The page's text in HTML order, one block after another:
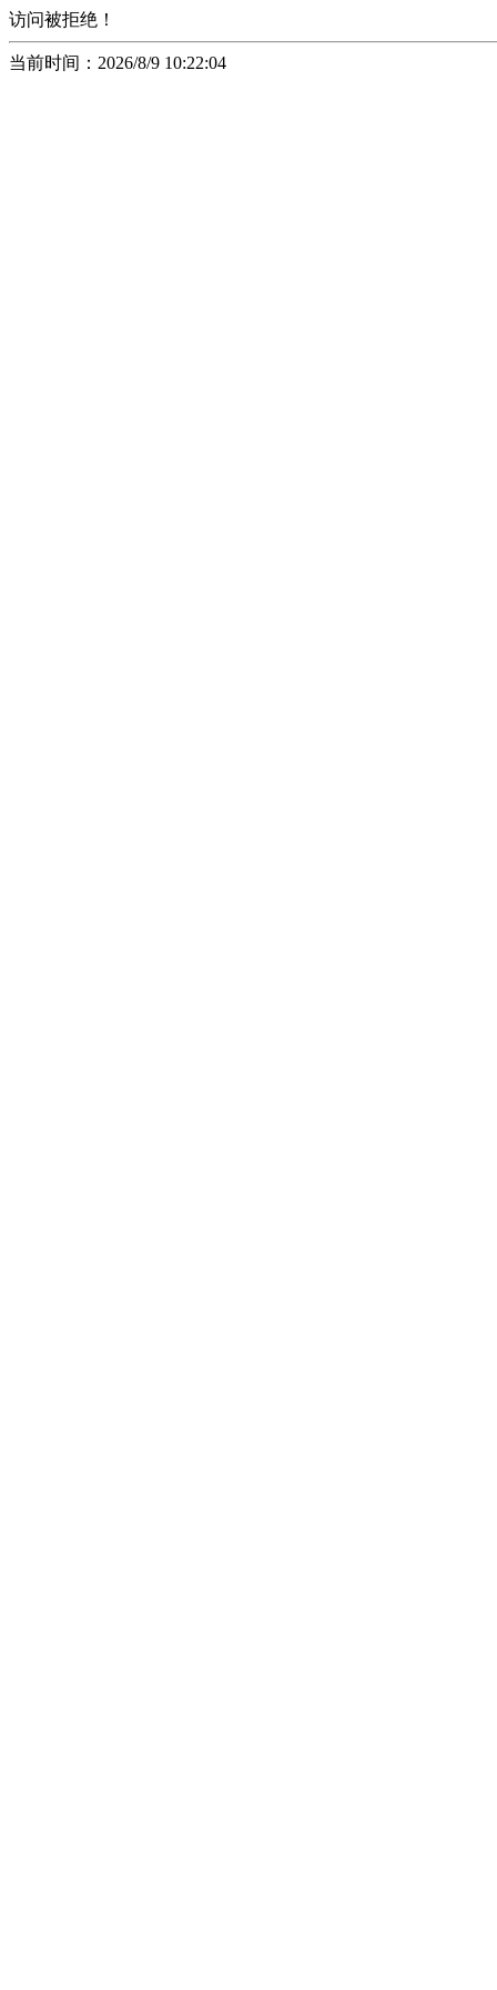
访问被拒绝！
当前时间：2026/8/9 10:22:04